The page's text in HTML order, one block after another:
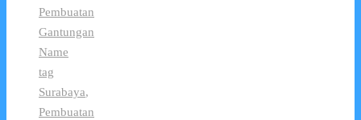
Pembuatan
Gantungan
Name
tag
Surabaya,
Pembuatan